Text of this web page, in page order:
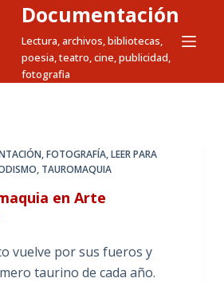
Documentación
Lectura, archivos, bibliotecas,
poesia, teatro, cine, publicidad,
fotografia
,FOTOGRAFÍA,LEER PARA
, TAUROMAQUIA
en Arte
vuelve por sus fueros y
taurino de cada año.